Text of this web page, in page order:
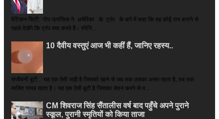
वेटिकन सिटी: पोप फ्रांसिस ने अमेरिका के ट्रंप के बारे में कहा कि वह कोई राय बनाने से
पहले देखेंगे कि ट्रंप क्या करते हैं। स्पेनि...
10 दैवीय वस्तुएं आज भी कहीं हैं, जानिए रहस्य..
संजीवनी बूटी : यह एक ऐसी जड़ी है जिसको खाने से जब तक उसका असर रहता है, तब तक
व्यक्ति गायब रहता है। यह एक ऐसी बूटी है जिसका सेवन करने से व...
CM शिवराज सिंह सैंतालीस वर्ष बाद पहुँचे अपने पुराने
स्कूल, पुरानी स्मृतियों को किया ताजा